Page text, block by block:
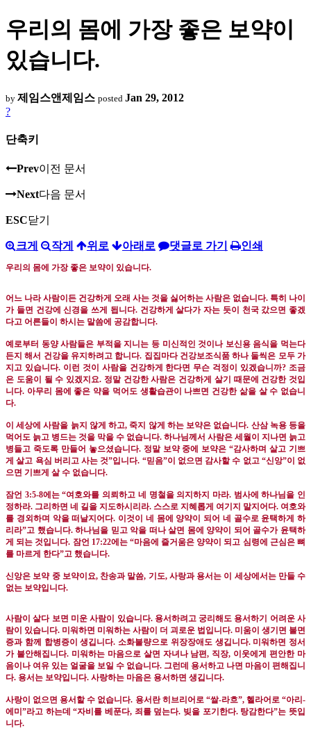
우리의 몸에 가장 좋은 보약이
있습니다.
by 제임스앤제임스 posted Jan 29, 2012
?
단축키
Prev이전 문서
Next다음 문서
ESC닫기
크게 작게 위로 아래로 댓글로 가기 인쇄
우리의 몸에 가장 좋은 보약이 있습니다.
어느 나라 사람이든 건강하게 오래 사는 것을 싫어하는 사람은 없습니다. 특히 나이
가 들면 건강에 신경을 쓰게 됩니다. 건강하게 살다가 자는 듯이 천국 갔으면 좋겠
다고 어른들이 하시는 말씀에 공감합니다.
예로부터 동양 사람들은 부적을 지니는 등 미신적인 것이나 보신용 음식을 먹는다
든지 해서 건강을 유지하려고 합니다. 집집마다 건강보조식품 하나 둘씩은 모두 가
지고 있습니다. 이런 것이 사람을 건강하게 한다면 무슨 걱정이 있겠습니까?조금
은 도움이 될 수 있겠지요. 정말 건강한 사람은 건강하게 살기 때문에 건강한 것입
니다. 아무리 몸에 좋은 약을 먹어도 생활습관이 나쁘면 건강한 삶을 살 수 없습니
다.
이 세상에 사람을 늙지 않게 하고, 죽지 않게 하는 보약은 없습니다. 산삼 녹용 등을
먹어도 늙고 병드는 것을 막을 수 없습니다. 하나님께서 사람은 세월이 지나면 늙고
병들고 죽도록 만들어 놓으셨습니다. 정말 보약 중에 보약은“감사하며 살고 기쁘
게 살고 욕심 버리고 사는 것”입니다. “믿음”이 없으면 감사할 수 없고 “신앙”이 없
으면 기쁘게 살 수 없습니다.
잠언 3:5-8에는“여호와를 의뢰하고 네 명철을 의지하지 마라. 범사에 하나님을 인
정하라. 그리하면 네 길을 지도하시리라. 스스로 지혜롭게 여기지 말지어다. 여호와
를 경외하며 악을 떠날지어다. 이것이 네 몸에 양약이 되어 네 골수로 윤택하게 하
리라”고 했습니다.하나님을 믿고 악을 떠나 살면 몸에 양약이 되어 골수가 윤택하
게 되는 것입니다. 잠언 17:22에는 “마음에 즐거움은 양약이 되고 심령에 근심은 뼈
를 마르게 한다”고 했습니다.
신앙은 보약 중 보약이요, 찬송과 말씀, 기도, 사랑과 용서는 이 세상에서는 만들 수
없는 보약입니다.
사람이 살다 보면 미운 사람이 있습니다. 용서하려고 궁리해도 용서하기 어려운 사
람이 있습니다. 미워하면 미워하는 사람이 더 괴로운 법입니다. 미움이 생기면 불면
증과 함께 합병증이 생깁니다. 소화불량으로 위장장애도 생깁니다. 미워하면 정서
가 불안해집니다. 미워하는 마음으로 살면 자녀나 남편, 직장, 이웃에게 편안한 마
음이나 여유 있는 얼굴을 보일 수 없습니다. 그런데 용서하고 나면 마음이 편해집니
다. 용서는 보약입니다. 사랑하는 마음은 용서하면 생깁니다.
사랑이 없으면 용서할 수 없습니다. 용서란 히브리어로“쌀-라흐”, 헬라어로“아리-
에미 ”라고 하는데“자비를 베푼다, 죄를 덮는다. 빚을 포기한다. 탕감한다”는 뜻입
니다.